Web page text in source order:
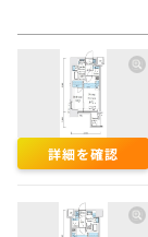
詳細を確認